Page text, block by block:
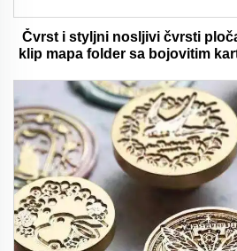
Čvrst i styljni nosljivi čvrsti
klip mapa folder sa bojovitim